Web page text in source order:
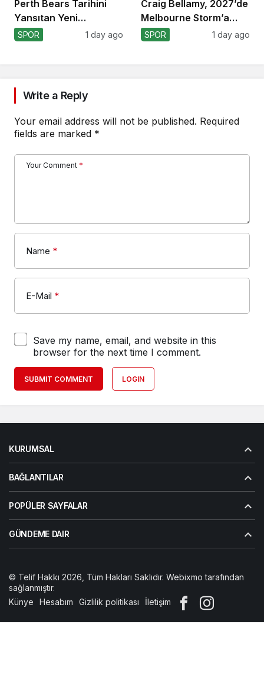
Perth Bears Tarihini
Yansıtan Yeni
Formasını Tanıttı
SPOR 1 day ago
Craig Bellamy, 2027’de
Melbourne Storm’a
Dönüyor!
SPOR 1 day ago
Write a Reply
Your email address will not be published. Required
fields are marked *
Your Comment *
Name *
E-Mail *
Save my name, email, and website in this
browser for the next time I comment.
SUBMIT COMMENT LOGIN
KURUMSAL
BAĞLANTILAR
POPÜLER SAYFALAR
GÜNDEME DAIR
© Telif Hakkı 2026, Tüm Hakları Saklıdır. Webixmo tarafından
sağlanmıştır.
Künye
Hesabım Gizlilik politikası İletişim